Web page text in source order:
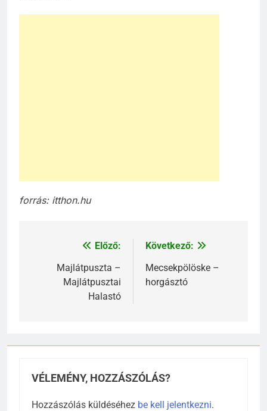
forrás: itthon.hu
Bejegyzés
navigáció
Előző:
Majlátpuszta –
Majlátpusztai
Halastó
Következő:
Mecsekpölöske –
horgásztó
VÉLEMÉNY, HOZZÁSZÓLÁS?
Hozzászólás küldéséhez be kell jelentkezni.